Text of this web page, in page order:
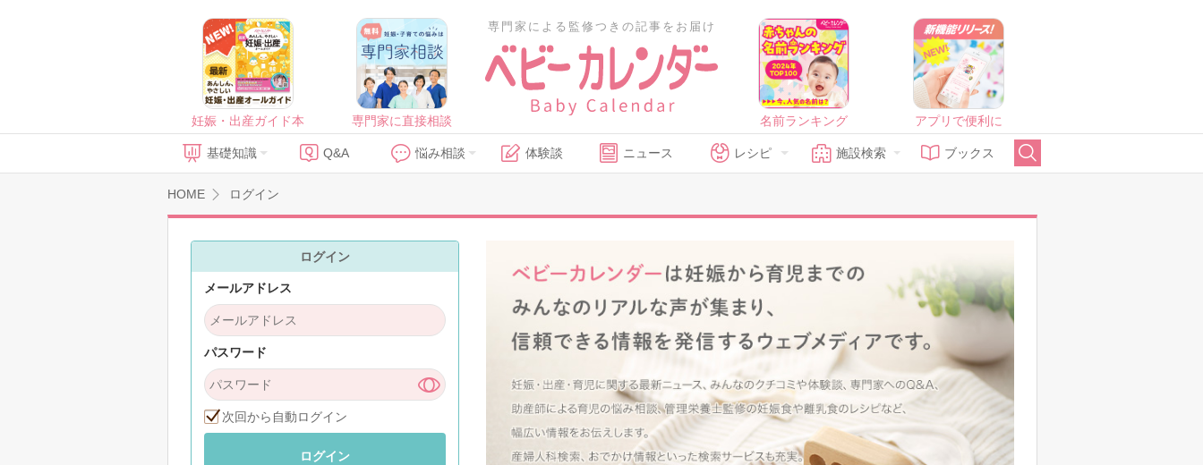
妊娠・出産ガイド本 専門家に直接相談
専門家による監修つきの記事をお届け
名前ランキング アプリで便利に
基礎知識 Q&A 悩み相談 体験談 ニュース レシピ 施設検索 ブックス
HOME ログイン
ログイン
メールアドレス
パスワード
次回から自動ログイン
ログイン